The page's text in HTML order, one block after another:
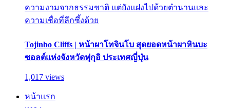
ความงามจากธรรมชาติ แต่ยังแฝงไปด้วยตำนานและ
ความเชื่อที่ลึกซึ้งด้วย
Tojinbo Cliffs | หน้าผาโทจินโบ สุดยอดหน้าผาหินบะ
ซอลต์แห่งจังหวัดฟุกุอิ ประเทศญี่ปุ่น
1,017 views
หน้าแรก